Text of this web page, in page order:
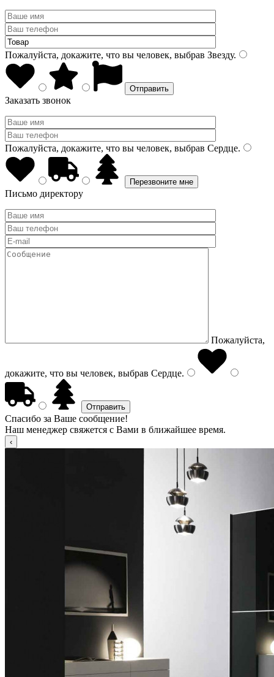
Пожалуйста, докажите, что вы человек, выбрав Звезду.
Заказать звонок
Пожалуйста, докажите, что вы человек, выбрав Сердце.
Письмо директору
Пожалуйста,
докажите, что вы человек, выбрав Сердце.
Спасибо за Ваше сообщение!
Наш менеджер свяжется с Вами в ближайшее время.